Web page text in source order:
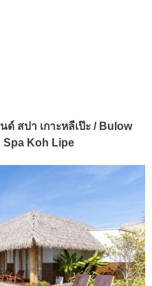
สปา เกาะหลีเป๊ะ / Bulow
Spa Koh Lipe